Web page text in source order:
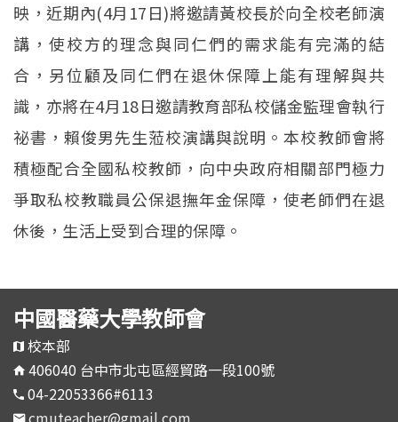
映，近期內(4月17日)將邀請黃校長於向全校老師演
講，使校方的理念與同仁們的需求能有完滿的結
合，另位顧及同仁們在退休保障上能有理解與共
識，亦將在4月18日邀請教育部私校儲金監理會執行
祕書，賴俊男先生蒞校演講與說明。本校教師會將
積極配合全國私校教師，向中央政府相關部門極力
爭取私校教職員公保退撫年金保障，使老師們在退
休後，生活上受到合理的保障。
中國醫藥大學教師會
校本部
406040 台中市北屯區經貿路一段100號
04-22053366#6113
cmuteacher@gmail.com